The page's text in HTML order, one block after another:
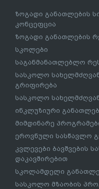
ზოგადი განათლების
კონცეფცია
ზოგადი განათლების
სკოლები
საგანმანათლებლო
სასკოლო
გრიფირება
სასკოლო
ინკლუზიური
მიმდინარე
ეროვნული სასწავლო
კვლევები ბავშვების
დაკავშირებით
სკოლამდელი
სასკოლო მზაობის